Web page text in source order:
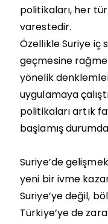
politikaları, her
varestedir.
Özellikle Suriye iç
geçmesine
yönelik
uygulamaya
politikaları artık
başlamış
Suriye’de
yeni bir ivme
Suriye’ye değil,
Türkiye’ye de